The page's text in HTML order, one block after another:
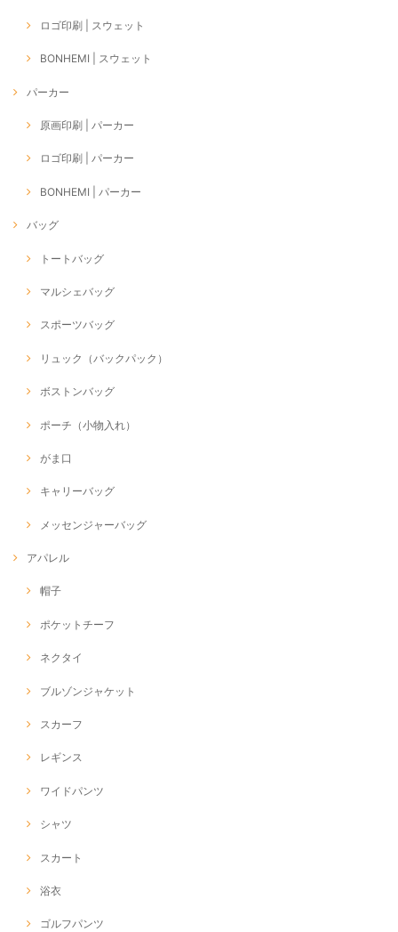
ロゴ印刷 | スウェット
BONHEMI | スウェット
パーカー
原画印刷 | パーカー
ロゴ印刷 | パーカー
BONHEMI | パーカー
バッグ
トートバッグ
マルシェバッグ
スポーツバッグ
リュック（バックパック）
ボストンバッグ
ポーチ（小物入れ）
がま口
キャリーバッグ
メッセンジャーバッグ
アパレル
帽子
ポケットチーフ
ネクタイ
ブルゾンジャケット
スカーフ
レギンス
ワイドパンツ
シャツ
スカート
浴衣
ゴルフパンツ